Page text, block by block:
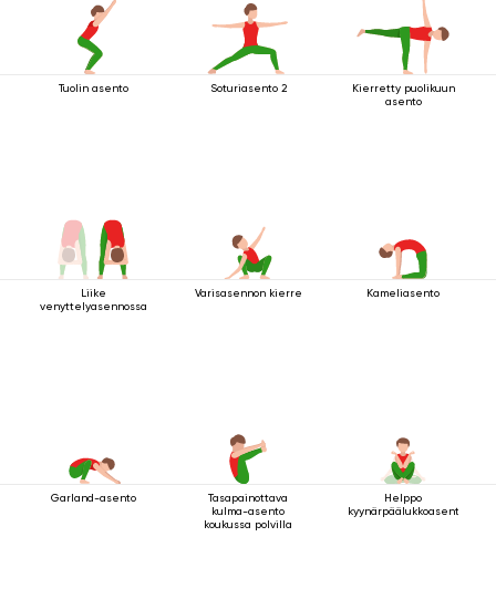
Tuolin asento Soturiasento 2
Kierretty puolikuun
asento
Liike
venyttelyasennossa
Varisasennon kierre Kameliasento
Garland-asento
Tasapainottava
kulma-asento
koukussa polvilla
Helppo
kyynärpäälukkoasento